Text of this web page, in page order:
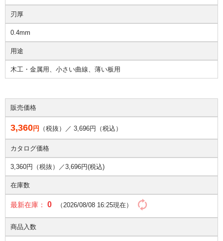
刃厚
0.4mm
用途
木工・金属用、小さい曲線、薄い板用
販売価格
3,360円 （税抜）／ 3,696円（税込）
カタログ価格
3,360円（税抜）／3,696円(税込)
在庫数
最新在庫： 0 （2026/08/08 16:25現在）
商品入数